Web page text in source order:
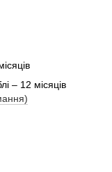
– 12 місяців